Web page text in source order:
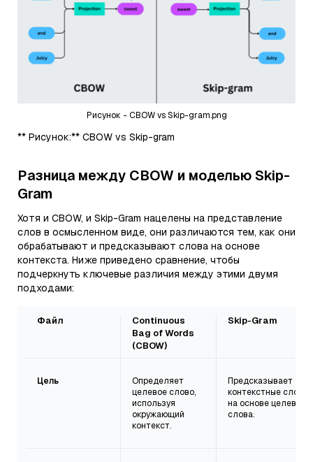
Рисунок - CBOW vs Skip-gram.png
** Рисунок:** CBOW vs Skip-gram
Разница между CBOW и моделью Skip-
Gram
Хотя и CBOW, и Skip-Gram нацелены на представление
слов в осмысленном виде, они различаются тем, как они
обрабатывают и предсказывают слова на основе
контекста. Ниже приведено сравнение, чтобы
подчеркнуть ключевые различия между этими двумя
подходами:
Файл
Continuous
Bag of Words
(CBOW)
Skip-Gram
Цель
Определяет
целевое слово,
используя
окружающий
контекст.
Предсказывает
контекстные слова
на основе целевого
слова.